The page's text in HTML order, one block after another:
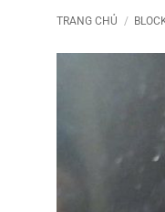
TRANG CHỦ /